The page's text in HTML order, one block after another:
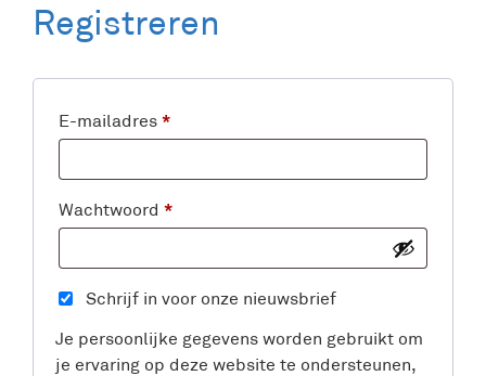
Registreren
E-mailadres *
Wachtwoord *
Schrijf in voor onze nieuwsbrief
Je persoonlijke gegevens worden gebruikt om
je ervaring op deze website te ondersteunen,